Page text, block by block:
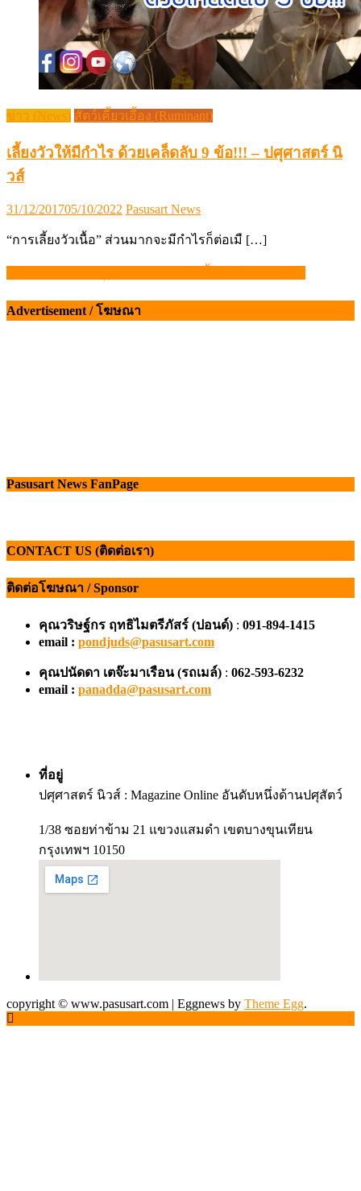
ข่าว (News) สัตว์เคี้ยวเอื้อง (Ruminant)
เลี้ยงวัวให้มีกำไร ด้วยเคล็ดลับ 9 ข้อ!!! – ปศุศาสตร์ นิ
วส์
Posted
31/12/201705/10/2022 Author
Pasusart News
“การเลี้ยงวัวเนื้อ” ส่วนมากจะมีกำไรก็ต่อเมื […]
แนะแนว
เรื่อง
Advertisement / โฆษณา
Pasusart News FanPage
CONTACT US (ติดต่อเรา)
ติดต่อโฆษณา / Sponsor
คุณวริษฐ์กร ฤทธิไมตรีภัสร์ (ปอนด์) : 091-894-1415
email : pondjuds@pasusart.com
คุณปนัดดา เตจ๊ะมาเรือน (รถเมล์) : 062-593-6232
email : panadda@pasusart.com
ที่อยู่
ปศุศาสตร์ นิวส์ : Magazine Online อันดับหนึ่งด้านปศุสัตว์
1/38 ซอยท่าข้าม 21 แขวงแสมดำ เขตบางขุนเทียน
กรุงเทพฯ 10150
copyright © www.pasusart.com | Eggnews by Theme Egg.